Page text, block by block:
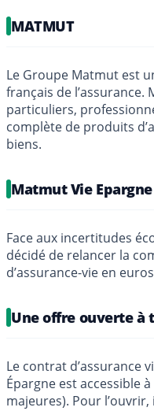
MATMUT
Le Groupe Matmut est
français de
particuliers,
complète de produits
biens.
Matmut Vie
Face aux incertitudes
décidé de relancer la
d’assurance-vie en
Une offre ouverte à
Le contrat d’assurance
Épargne est accessible
majeures). Pour